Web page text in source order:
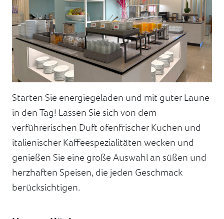
Starten Sie energiegeladen und mit guter Laune
in den Tag! Lassen Sie sich von dem
verführerischen Duft ofenfrischer Kuchen und
italienischer Kaffeespezialitäten wecken und
genießen Sie eine große Auswahl an süßen und
herzhaften Speisen, die jeden Geschmack
berücksichtigen.